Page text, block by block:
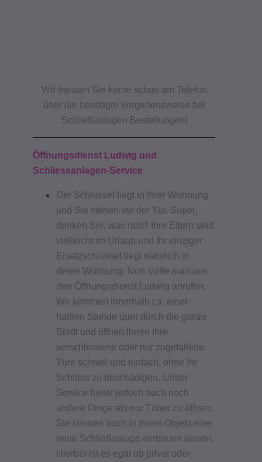
Wir beraten Sie kerne schon am Telefon
über die benötigte Vorgehensweise bei
Schließanlagen Bestellungen!
Öffnungsdienst Ludwig und
Schliessanlagen-Service
Der Schlüssel liegt in Ihrer Wohnung
und Sie stehen vor der Tür. Super,
denken Sie, was nun? Ihre Eltern sind
vielleicht im Urlaub und Ihr einziger
Ersatzschlüssel liegt natürlich in
deren Wohnung. Nun sollte man uns
den Öffnungsdienst Ludwig anrufen.
Wir kommen innerhalb ca. einer
halben Stunde quer durch die ganze
Stadt und öffnen Ihnen Ihre
verschlossene oder nur zugefallene
Türe schnell und einfach, ohne Ihr
Schloss zu beschädigen. Unser
Service bietet jedoch auch noch
andere Dinge als nur Türen zu öffnen.
Sie können auch in Ihrem Objekt eine
neue Schließanlage einbauen lassen.
Hierbei ist es egal ob privat oder